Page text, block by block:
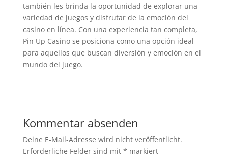
también les brinda la oportunidad de explorar una
variedad de juegos y disfrutar de la emoción del
casino en línea. Con una experiencia tan completa,
Pin Up Casino se posiciona como una opción ideal
para aquellos que buscan diversión y emoción en el
mundo del juego.
Kommentar absenden
Deine E-Mail-Adresse wird nicht veröffentlicht.
Erforderliche Felder sind mit * markiert